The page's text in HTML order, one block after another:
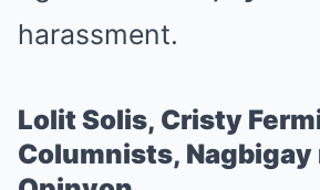
harassment.
Lolit Solis, Cristy
Columnists, Nagbigay